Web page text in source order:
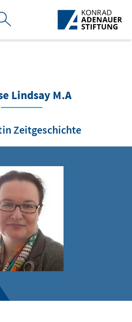
Skip to Main Content
Lindsay M.A.
Zeitgeschichte